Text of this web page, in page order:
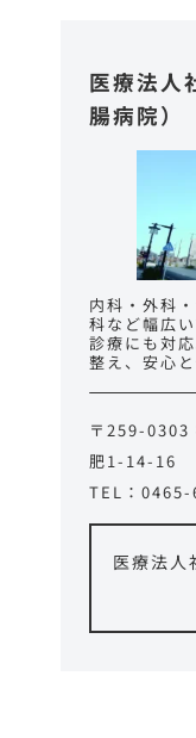
医療法人
腸病院）
内科・外科
科など幅広
診療にも対
整え、安心
〒259-0303
肥1-14-16
TEL：
医療法人